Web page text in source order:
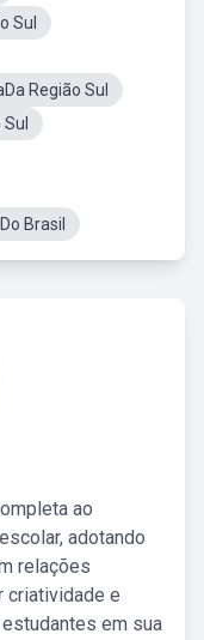
Sul
Região Sul
Brasil
ao
adotando
relações
criatividade e
em sua